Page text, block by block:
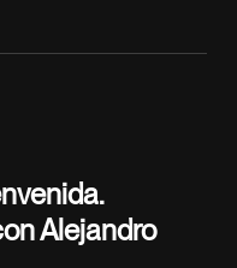
Alejandro